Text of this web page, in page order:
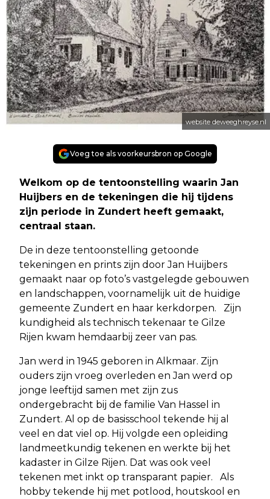
website deweeghreyse.nl
Voeg toe als voorkeursbron op Google
Welkom op de tentoonstelling waarin Jan
Huijbers en de tekeningen die hij tijdens
zijn periode in Zundert heeft gemaakt,
centraal staan.
De in deze tentoonstelling getoonde
tekeningen en prints zijn door Jan Huijbers
gemaakt naar op foto’s vastgelegde gebouwen
en landschappen, voornamelijk uit de huidige
gemeente Zundert en haar kerkdorpen. Zijn
kundigheid als technisch tekenaar te Gilze
Rijen kwam hemdaarbij zeer van pas.
Jan werd in 1945 geboren in Alkmaar. Zijn
ouders zijn vroeg overleden en Jan werd op
jonge leeftijd samen met zijn zus
ondergebracht bij de familie Van Hassel in
Zundert. Al op de basisschool tekende hij al
veel en dat viel op. Hij volgde een opleiding
landmeetkundig tekenen en werkte bij het
kadaster in Gilze Rijen. Dat was ook veel
tekenen met inkt op transparant papier. Als
hobby tekende hij met potlood, houtskool en